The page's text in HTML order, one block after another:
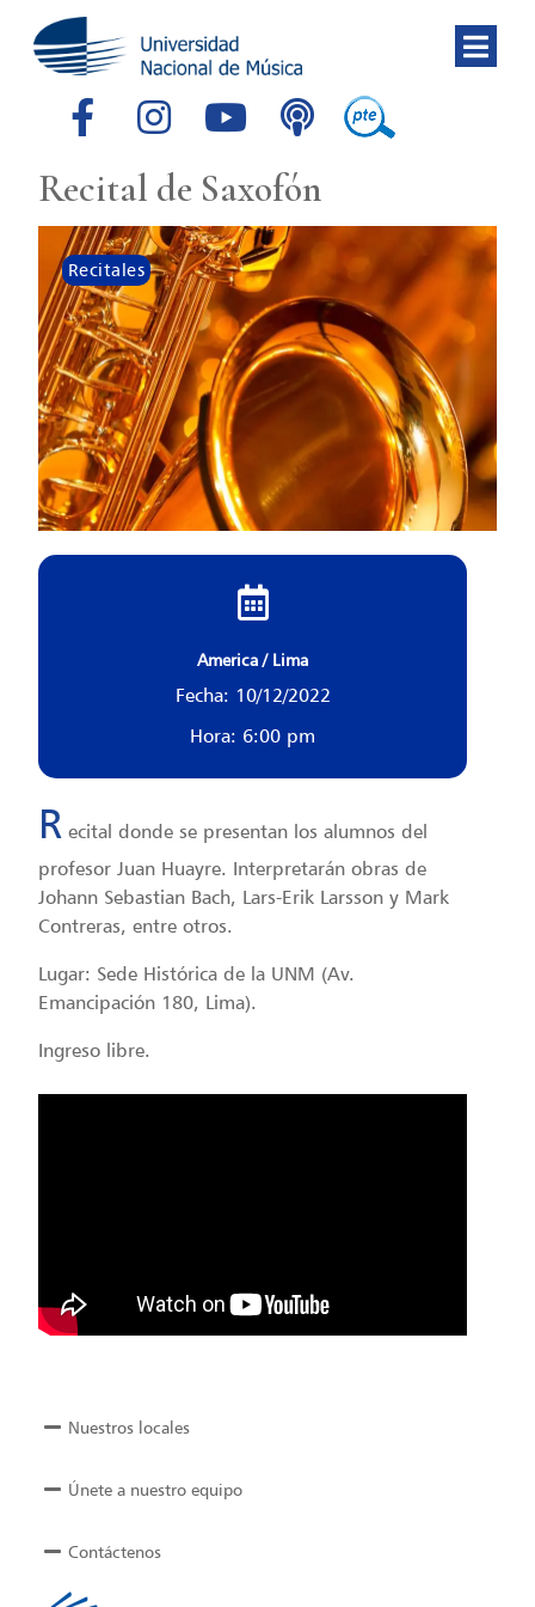
Recital de Saxofón
Recitales
America / Lima
Fecha: 10/12/2022
Hora: 6:00 pm
R ecital donde se presentan los alumnos del
profesor Juan Huayre. Interpretarán obras de
Johann Sebastian Bach, Lars-Erik Larsson y Mark
Contreras, entre otros.
Lugar: Sede Histórica de la UNM (Av.
Emancipación 180, Lima).
Ingreso libre.
Nuestros locales
Únete a nuestro equipo
Contáctenos